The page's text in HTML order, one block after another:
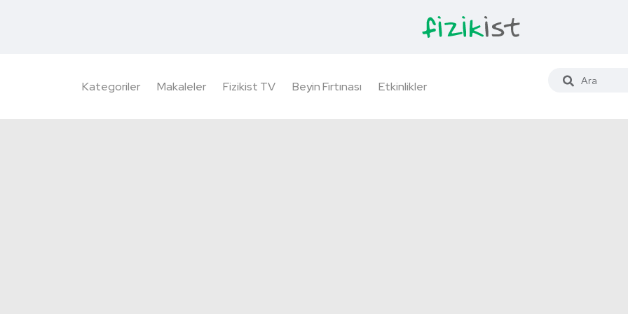
Kategoriler Makaleler Fizikist TV Beyin Fırtınası Etkinlikler